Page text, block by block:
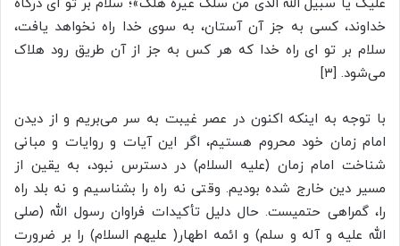
علیک یا سبیل الله الذی من سلک غیره هلک»؛ سلام بر تو ای درگاه
خداوند، کسی به جز آن آستان، به سوی خدا راه نخواهد یافت،
سلام بر تو ای راه خدا که هر کس به جز از آن طریق رود هلاک
می‌شود. [۳]
با توجه به اینکه اکنون در عصر غیبت به سر می‌بریم و از دیدن
امام زمان خود محروم هستیم، اگر این آیات و روایات و مبانی
شناخت امام زمان (علیه السلام) در دسترس نبود، به یقین از
مسیر دین خارج شده بودیم. وقتی نه راه را بشناسیم و نه بلد راه
را، گمراهی حتمیست. حال دلیل تأکیدات فراوان رسول الله (صلی
الله علیه و آله و سلم) و ائمه اطهار( علیهم السلام) را بر ضرورت